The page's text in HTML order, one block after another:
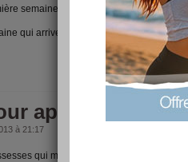
semaine! Je suis contente de moi...
qui arrive: -1kg!
après 4 ans!!!
à 21:17
qui me gachent mon plaisir!